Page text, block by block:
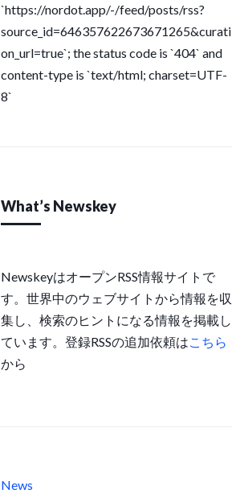
`https://nordot.app/-/feed/posts/rss?
source_id=646357622673671265&curati
on_url=true`; the status code is `404` and
content-type is `text/html; charset=UTF-
8`
What’s Newskey
NewskeyはオープンRSS情報サイトで
す。世界中のウェブサイトから情報を収
集し、検索のヒントになる情報を掲載し
ています。登録RSSの追加依頼はこちら
から
News